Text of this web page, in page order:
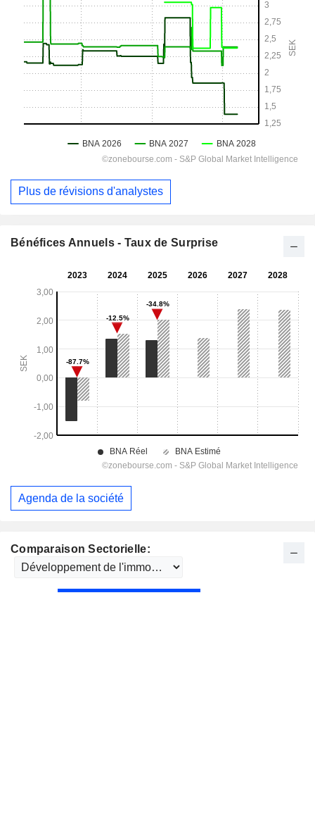
Comparaison Sectorielle:
Plus de révisions d'analystes
Bénéfices Annuels - Taux de Surprise
Agenda de la société